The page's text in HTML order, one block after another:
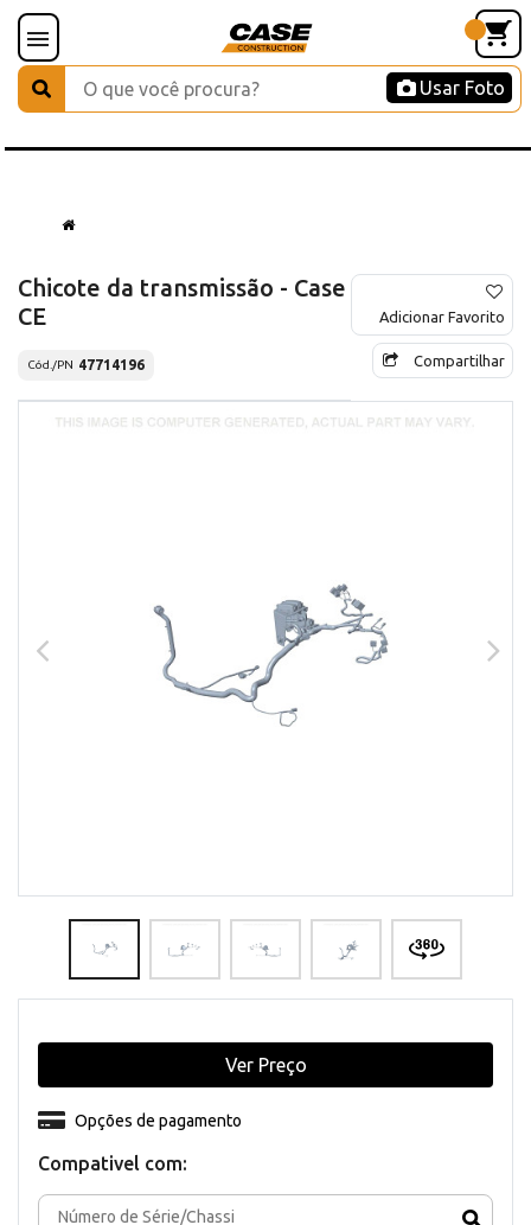
Usar Foto
Chicote da transmissão - Case
CE
Cód./PN 47714196
Adicionar Favorito
Compartilhar
Compativel com:
Opções de pagamento
Ver Preço